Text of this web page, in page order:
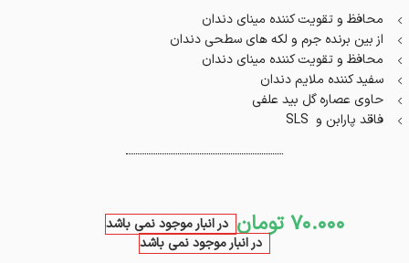
محافظ و تقویت کننده مینای دندان
از بین برنده جرم و لکه های سطحی دندان
محافظ و تقویت کننده مینای دندان
سفید کننده ملایم دندان
حاوی عصاره گل بید علفی
فاقد پارابن و SLS
70.000 تومان در انبار موجود نمی باشد
در انبار موجود نمی باشد